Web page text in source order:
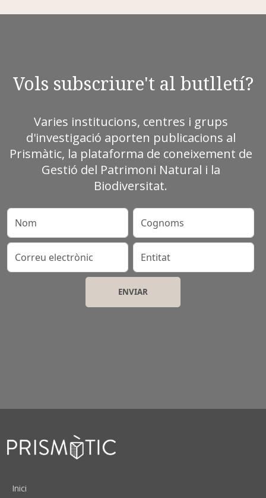
Vols subscriure't al butlletí?
Varies institucions, centres i grups
d'investigació aporten publicacions al
Prismàtic, la plataforma de coneixement de
Gestió del Patrimoni Natural i la
Biodiversitat.
Nom Cognoms
Correu electrònic Entitat
Peu
Inici